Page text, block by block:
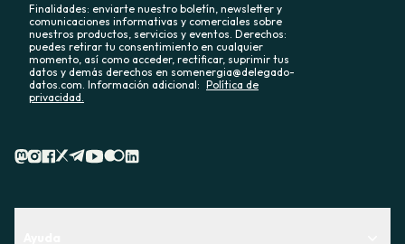
Finalidades: enviarte nuestro boletín, newsletter y
comunicaciones informativas y comerciales sobre
nuestros productos, servicios y eventos. Derechos:
puedes retirar tu consentimiento en cualquier
momento, así como acceder, rectificar, suprimir tus
datos y demás derechos en somenergia@delegado-
datos.com. Información adicional: Política de
privacidad.